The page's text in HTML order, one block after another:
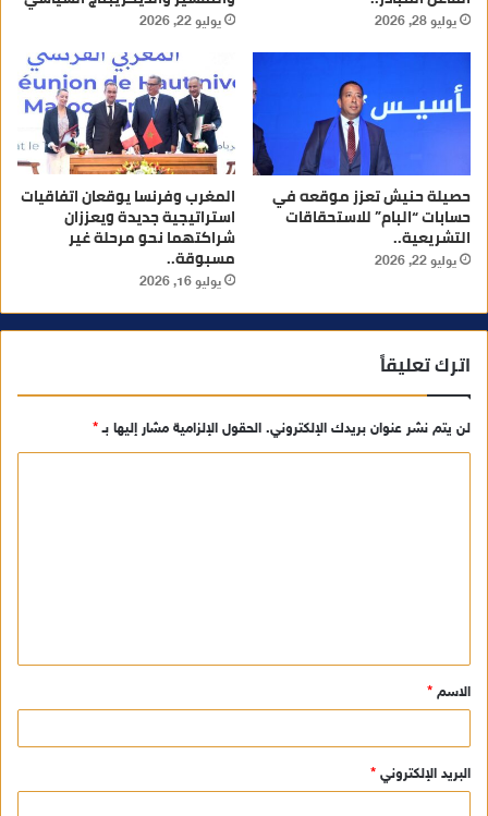
يوليو 28, 2026 يوليو 22, 2026
حصيلة حنيش تعزز موقعه في
حسابات “البام” للاستحقاقات
التشريعية..
يوليو 22, 2026
المغرب وفرنسا يوقعان اتفاقيات
استراتيجية جديدة ويعززان
شراكتهما نحو مرحلة غير
مسبوقة..
يوليو 16, 2026
اترك تعليقاً
لن يتم نشر عنوان بريدك الإلكتروني. الحقول الإلزامية مشار إليها بـ*
ق
*
الاسم *
البريد الإلكتروني *